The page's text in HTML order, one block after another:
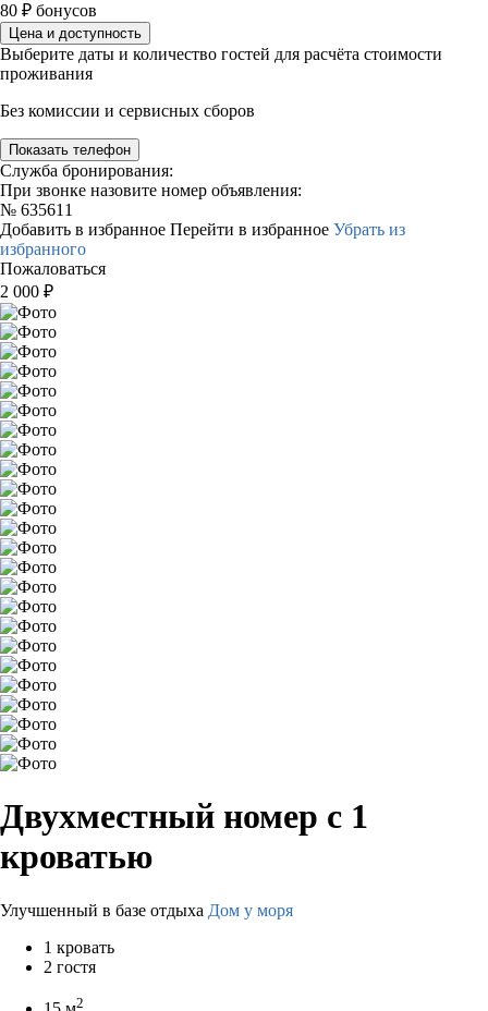
80 ₽ бонусов
Цена и доступность
Выберите даты и количество гостей для расчёта стоимости
проживания
Без комиссии и сервисных сборов
Показать телефон
Служба бронирования:
При звонке назовите номер объявления:
№ 635611
Добавить в избранное Перейти в избранное Убрать из
избранного
Пожаловаться
2 000 ₽
Двухместный номер с 1
кроватью
Улучшенный в базе отдыха Дом у моря
1 кровать
2 гостя
2